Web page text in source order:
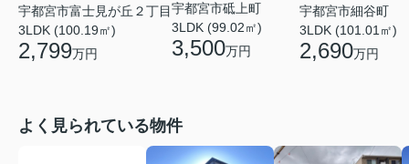
宇都宮市富士見が丘２丁目
3LDK (100.19㎡)
2,799万円
宇都宮市砥上町
3LDK (99.02㎡)
3,500万円
宇都宮市細谷町
3LDK (101.01㎡)
2,690万円
よく見られている物件